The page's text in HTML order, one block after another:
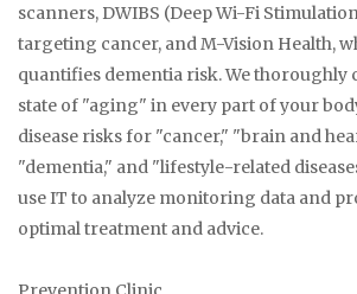
scanners, DWIBS (Deep Wi-Fi
targeting cancer, and M-Vision Health,
quantifies dementia risk. We thoroughly
state of "aging" in every part of your
disease risks for "cancer," "brain and
"dementia," and "lifestyle-related
use IT to analyze monitoring data and
optimal treatment and advice.